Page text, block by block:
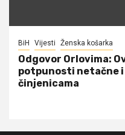
BiH Vijesti Ženska košarka
Odgovor Orlovima:
potpunosti netačne
činjenicama